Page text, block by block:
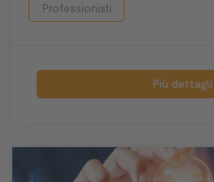
Professionisti
Più dettagli